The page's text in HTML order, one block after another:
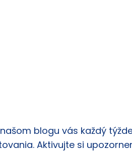
blogu vás každý